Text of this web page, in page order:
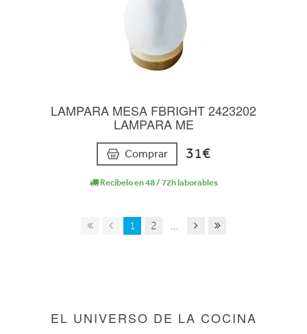
LAMPARA MESA FBRIGHT 2423202
LAMPARA ME
Comprar 31€
Recíbelo en 48 / 72h laborables
1 2 ...
EL UNIVERSO DE LA COCINA